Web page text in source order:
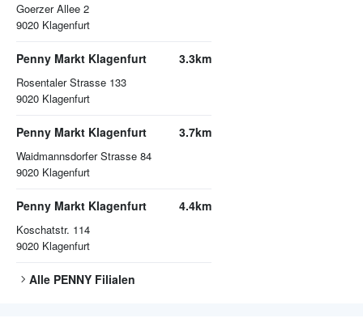
Goerzer Allee 2
9020 Klagenfurt
Penny Markt Klagenfurt
Rosentaler Strasse 133
9020 Klagenfurt
3.3km
Penny Markt Klagenfurt
Waidmannsdorfer Strasse 84
9020 Klagenfurt
3.7km
Penny Markt Klagenfurt
Koschatstr. 114
9020 Klagenfurt
4.4km
Alle PENNY Filialen